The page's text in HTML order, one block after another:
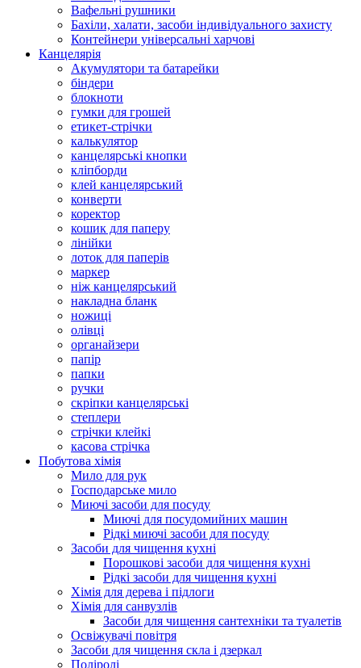
Вафельні рушники
Бахіли, халати, засоби індивідуального захисту
Контейнери універсальні харчові
Канцелярія
Акумулятори та батарейки
біндери
блокноти
гумки для грошей
етикет-стрічки
калькулятор
канцелярські кнопки
кліпборди
клей канцелярський
конверти
коректор
кошик для паперу
лінійки
лоток для паперів
маркер
ніж канцелярський
накладна бланк
ножиці
олівці
органайзери
папір
папки
ручки
скріпки канцелярські
степлери
стрічки клейкі
касова стрічка
Побутова хімія
Мило для рук
Господарське мило
Миючі засоби для посуду
Миючі для посудомийних машин
Рідкі миючі засоби для посуду
Засоби для чищення кухні
Порошкові засоби для чищення кухні
Рідкі засоби для чищення кухні
Хімія для дерева і підлоги
Хімія для санвузлів
Засоби для чищення сантехніки та туалетів
Освіжувачі повітря
Засоби для чищення скла і дзеркал
Поліролі